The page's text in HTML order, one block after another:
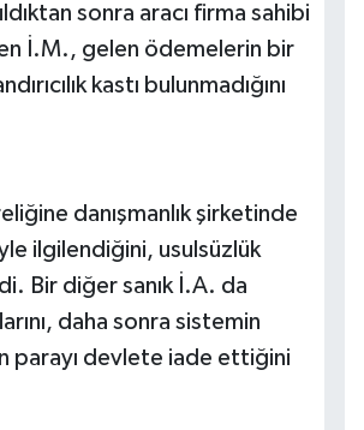
sonra aracı firma sahibi
İ.M., gelen ödemelerin bir
kastı bulunmadığını
danışmanlık şirketinde
ilgilendiğini, usulsüzlük
Bir diğer sanık İ.A. da
daha sonra sistemin
parayı devlete iade ettiğini